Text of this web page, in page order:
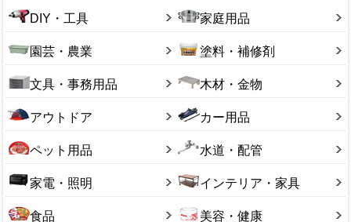
DIY・工具 家庭用品
園芸・農業 塗料・補修剤
文具・事務用品 木材・金物
アウトドア カー用品
ペット用品 水道・配管
家電・照明 インテリア・家具
食品 美容・健康